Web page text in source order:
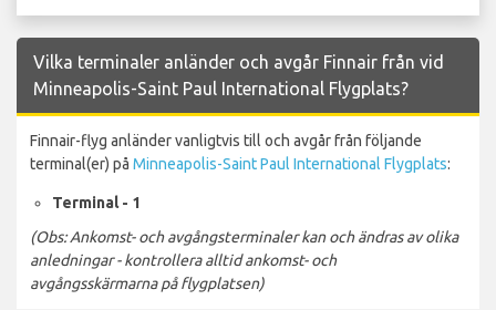
Vilka terminaler anländer och avgår Finnair från vid
Minneapolis-Saint Paul International Flygplats?
Finnair-flyg anländer vanligtvis till och avgår från följande
terminal(er) på Minneapolis-Saint Paul International Flygplats:
Terminal - 1
(Obs: Ankomst- och avgångsterminaler kan och ändras av olika
anledningar - kontrollera alltid ankomst- och
avgångsskärmarna på flygplatsen)